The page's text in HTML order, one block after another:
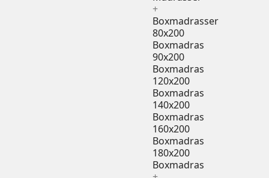
+
Boxmadrasser
80x200
Boxmadras
90x200
Boxmadras
120x200
Boxmadras
140x200
Boxmadras
160x200
Boxmadras
180x200
Boxmadras